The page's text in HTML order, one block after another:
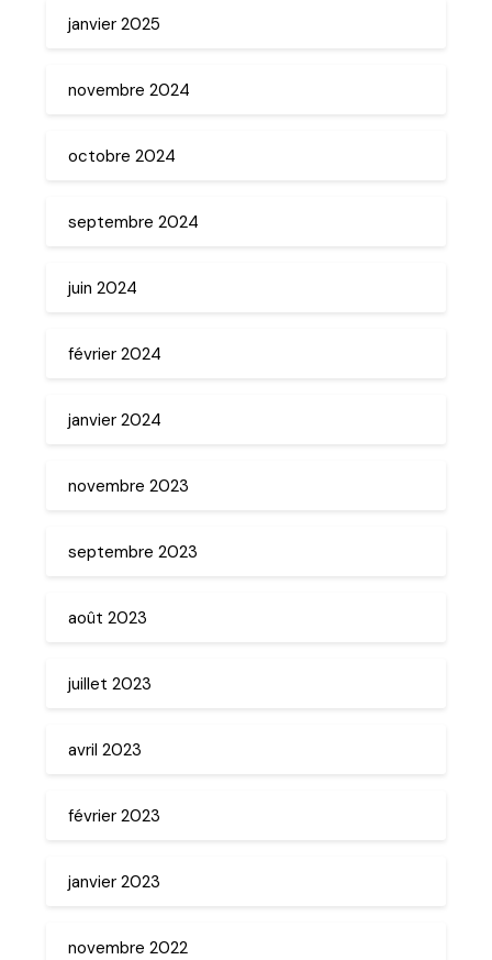
janvier 2025
novembre 2024
octobre 2024
septembre 2024
juin 2024
février 2024
janvier 2024
novembre 2023
septembre 2023
août 2023
juillet 2023
avril 2023
février 2023
janvier 2023
novembre 2022